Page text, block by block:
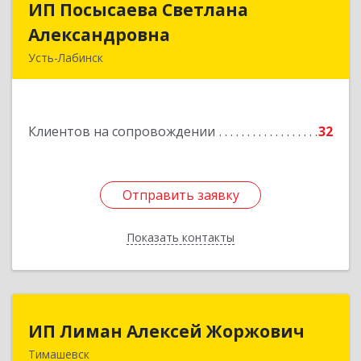
ИП Посысаева Светлана
Александровна
Усть-Лабинск
Клиентов на сопровождении 32
Отправить заявку
Показать контакты
ИП Посысаева Светлана
Подробнее
Отправить заявку
Назад
ИП Лиман Алексей Жоржович
Тимашевск
ИП Лиман Алексей Жоржович
352731, Краснодарский край, Тимашевский р-н,